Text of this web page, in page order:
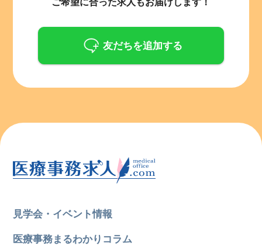
友だちを追加する
見学会・イベント情報
医療事務まるわかりコラム